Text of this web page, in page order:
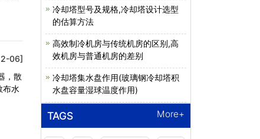
06]
，散
布水
冷却塔型号及规格,冷却塔设计选型
的估算方法
高效制冷机房与传统机房的区别,高
效机房与普通机房的差别
冷却塔集水盘作用(玻璃钢冷却塔积
水盘容量湿球温度作用)
TAGS More+